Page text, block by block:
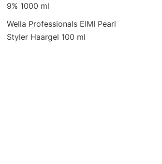
9% 1000 ml
Wella Professionals EIMI Pearl
Styler Haargel 100 ml